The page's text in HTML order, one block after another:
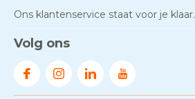
Door
Ons klantenservice staat voor je klaar.
Volg ons